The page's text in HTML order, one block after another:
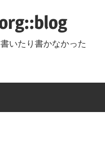
いたり書かなかった